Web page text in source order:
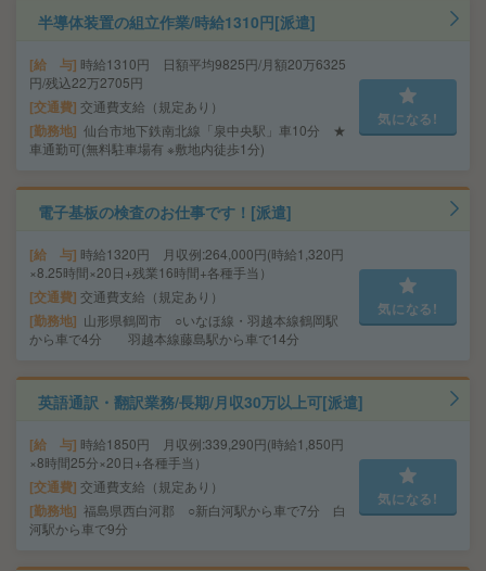
半導体装置の組立作業/時給1310円[派遣]
給 与 時給1310円 日額平均9825円/月額20万6325
円/残込22万2705円
交通費 交通費支給（規定あり）
勤務地 仙台市地下鉄南北線「泉中央駅」車10分 ★
車通勤可(無料駐車場有 ※敷地内徒歩1分)
気になる!
電子基板の検査のお仕事です！[派遣]
給 与 時給1320円 月収例:264,000円(時給1,320円
×8.25時間×20日+残業16時間+各種手当）
交通費 交通費支給（規定あり）
勤務地
山形県鶴岡市 ○いなほ線・羽越本線鶴岡駅
から車で4分 羽越本線藤島駅から車で14分
気になる!
英語通訳・翻訳業務/長期/月収30万以上可[派遣]
給 与 時給1850円 月収例:339,290円(時給1,850円
×8時間25分×20日+各種手当）
交通費 交通費支給（規定あり）
勤務地 福島県西白河郡 ○新白河駅から車で7分 白
河駅から車で9分
気になる!